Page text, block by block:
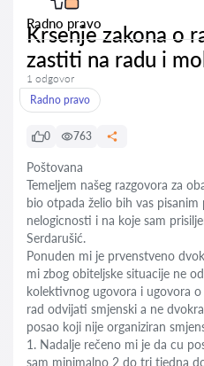
Radno pravo
Krsenje zakona o
zastiti na radu i
1 odgovor
Radno pravo
0 763
Poštovana
Temeljem našeg razgovora za
bio otpada želio bih vas
nelogicnosti i na koje sam
Serdarušić.
Ponuden mi je prvenstveno
mi zbog obiteljske situacije ne
kolektivnog ugovora i ugovora
rad odvijati smjenski a ne
posao koji nije organiziran
1. Nadalje rečeno mi je da cu
sam minimalno 2 do tri tjedna